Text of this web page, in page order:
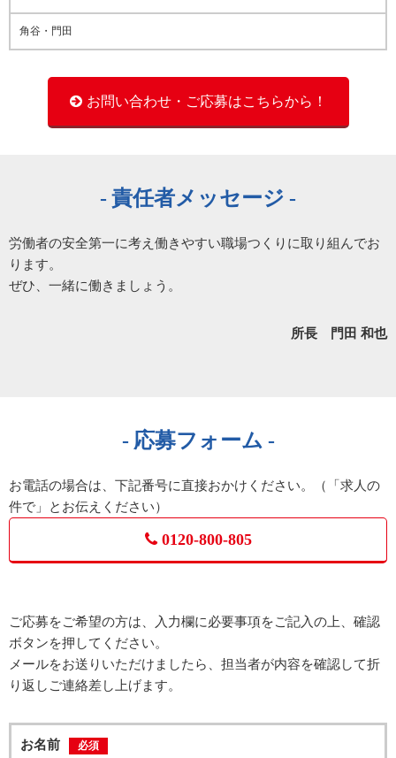
角谷・門田
お問い合わせ・ご応募はこちらから！
責任者メッセージ
労働者の安全第一に考え働きやすい職場つくりに取り組んでお
ります。
ぜひ、一緒に働きましょう。
所長 門田 和也
応募フォーム
お電話の場合は、下記番号に直接おかけください。（「求人の
件で」とお伝えください）
0120-800-805
ご応募をご希望の方は、入力欄に必要事項をご記入の上、確認
ボタンを押してください。
メールをお送りいただけましたら、担当者が内容を確認して折
り返しご連絡差し上げます。
お名前 必須